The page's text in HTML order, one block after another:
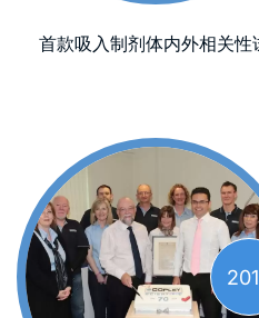
首款吸入制剂体内外相关性